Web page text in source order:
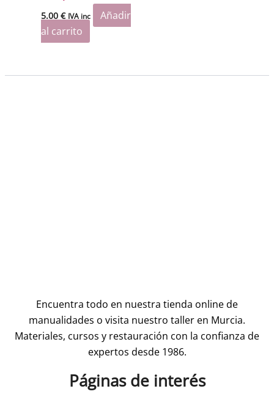
5.00€ IVA inc
Añadir
al carrito
Encuentra todo en nuestra tienda online de
manualidades o visita nuestro taller en Murcia.
Materiales, cursos y restauración con la confianza de
expertos desde 1986.
Páginas de interés